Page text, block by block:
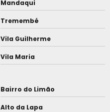
Mandaqui
Tremembé
Vila Guilherme
Vila Maria
Bairro do Limão
Alto da Lapa